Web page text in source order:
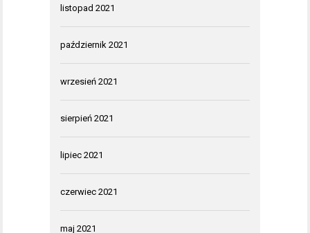
listopad 2021
październik 2021
wrzesień 2021
sierpień 2021
lipiec 2021
czerwiec 2021
maj 2021